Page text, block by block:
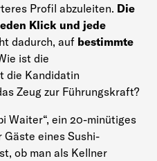
Profil abzuleiten. Die
Klick und jede
dadurch, auf bestimmte
ist die
die Kandidatin
Zeug zur Führungskraft?
Waiter“, ein 20-minütiges
Gäste eines Sushi-
ob man als Kellner